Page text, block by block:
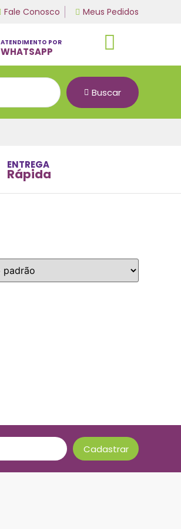
Fale Conosco Meus Pedidos
ATENDIMENTO POR
WHATSAPP
Buscar
ENTREGA
Rápida
Cadastrar